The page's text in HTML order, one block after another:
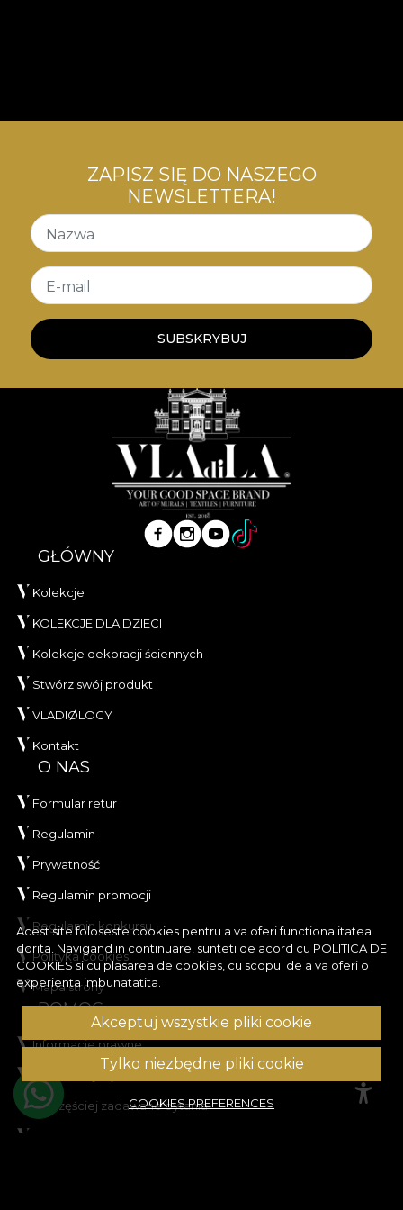
Acest site foloseste cookies pentru a va oferi functionalitatea
dorita. Navigand in continuare, sunteti de acord cu POLITICA DE
COOKIESsi cu plasarea de cookies, cu scopul de a va oferi o
experienta imbunatatita.
Akceptuj wszystkie pliki cookie
Tylko niezbędne pliki cookie
COOKIES PREFERENCES
ZAPISZ SIĘ DO NASZEGO
NEWSLETTERA!
Nazwa
E-mail
SUBSKRYBUJ
GŁÓWNY
Kolekcje
KOLEKCJE DLA DZIECI
Kolekcje dekoracji ściennych
Stwórz swój produkt
VLADIØLOGY
Kontakt
O NAS
Formular retur
Regulamin
Prywatność
Regulamin promocji
Regulamin konkursu
Polityka cookies
Mapa strony
POMOC
Informacje prawne
Skontaktuj się z nami
Najczęściej zadawane pytania